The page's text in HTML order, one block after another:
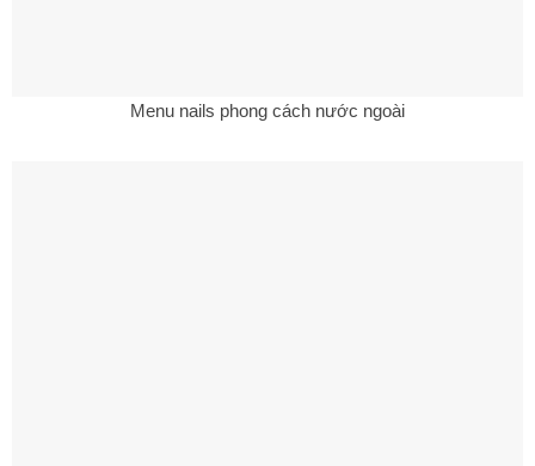
Menu nails phong cách nước ngoài